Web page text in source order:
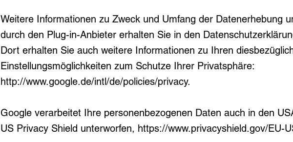
Weitere Informationen zu Zweck und Umfang der Datenerhebung
durch den Plug-in-Anbieter erhalten Sie in den
Dort erhalten Sie auch weitere Informationen zu Ihren
Einstellungsmöglichkeiten zum Schutze Ihrer Privatsphäre:
http://www.google.de/intl/de/policies/privacy.
Google verarbeitet Ihre personenbezogenen Daten auch in den
US Privacy Shield unterworfen, https://www.privacyshield.gov/EU-